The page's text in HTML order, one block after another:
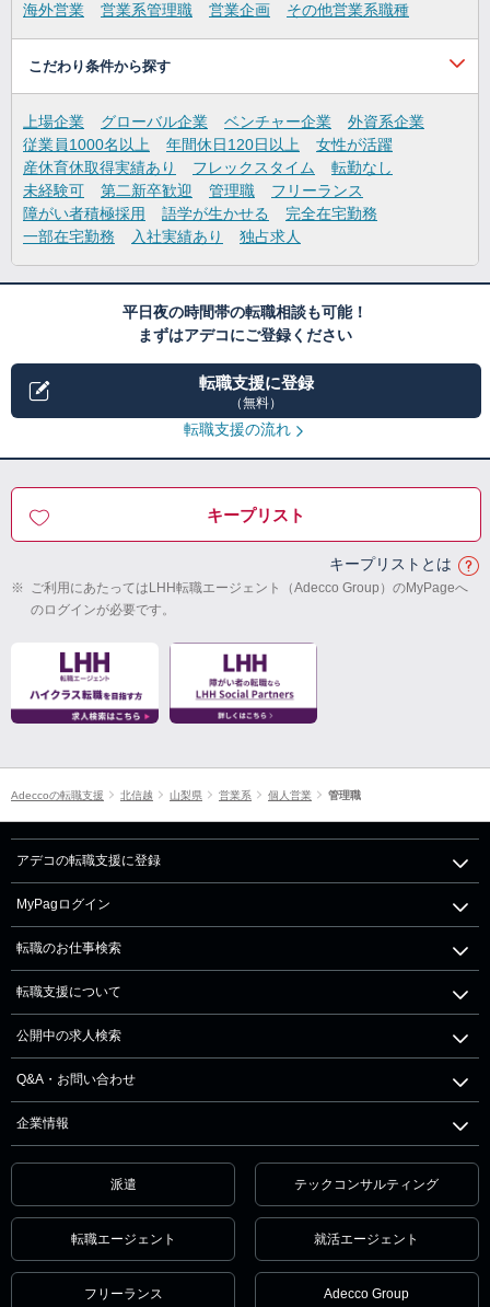
海外営業
営業系管理職 営業企画 その他営業系職種
こだわり条件から探す
上場企業 グローバル企業 ベンチャー企業
外資系企業
従業員1000名以上
年間休日120日以上
女性が活躍
産休育休取得実績あり
フレックスタイム
転勤なし
未経験可
第二新卒歓迎 管理職
フリーランス
障がい者積極採用
語学が生かせる
完全在宅勤務
一部在宅勤務
入社実績あり 独占求人
平日夜の時間帯の転職相談も可能！
まずはアデコにご登録ください
転職支援に登録
（無料）
転職支援の流れ
キープリスト
キープリストとは
※ ご利用にあたってはLHH転職エージェント（Adecco Group）のMyPageへ
のログインが必要です。
Adeccoの転職支援 北信越 山梨県 営業系 個人営業 管理職
アデコの転職支援に登録
MyPagログイン
転職のお仕事検索
転職支援について
公開中の求人検索
Q&A・お問い合わせ
企業情報
派遣 テックコンサルティング
転職エージェント 就活エージェント
フリーランス Adecco Group